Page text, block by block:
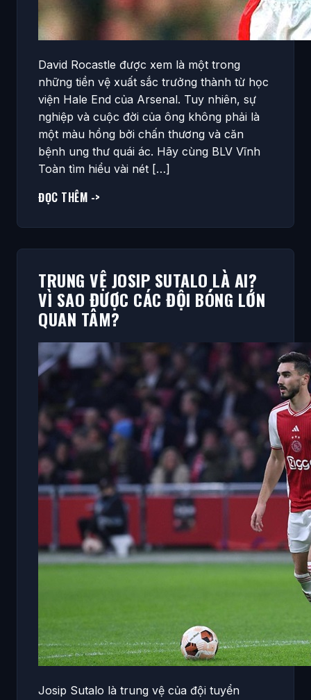
David Rocastle được xem là một trong
những tiền vệ xuất sắc trưởng thành từ học
viện Hale End của Arsenal. Tuy nhiên, sự
nghiệp và cuộc đời của ông không phải là
một màu hồng bởi chấn thương và căn
bệnh ung thư quái ác. Hãy cùng BLV Vĩnh
Toàn tìm hiểu vài nét […]
ĐỌC THÊM ->
TRUNG VỆ JOSIP SUTALO LÀ AI?
VÌ SAO ĐƯỢC CÁC ĐỘI BÓNG LỚN
QUAN TÂM?
Josip Sutalo là trung vệ của đội tuyển